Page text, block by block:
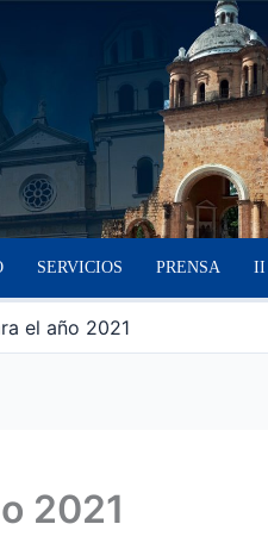
SERVICIOS PRENSA II
el año 2021
2021